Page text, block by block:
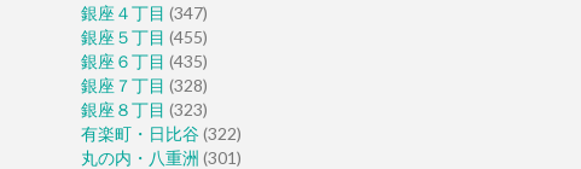
銀座４丁目 (347)
銀座５丁目 (455)
銀座６丁目 (435)
銀座７丁目 (328)
銀座８丁目 (323)
有楽町・日比谷(322)
丸の内・八重洲 (301)